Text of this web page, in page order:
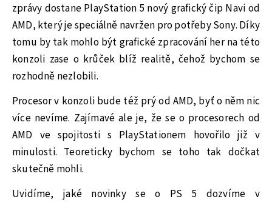
zprávy dostane PlayStation 5 nový grafický čip Navi od
AMD, který je speciálně navržen pro potřeby Sony. Díky
tomu by tak mohlo být grafické zpracování her na této
konzoli zase o krůček blíž realitě, čehož bychom se
rozhodně nezlobili.
Procesor v konzoli bude též prý od AMD, byť o něm nic
více nevíme. Zajímavé ale je, že se o procesorech od
AMD ve spojitosti s PlayStationem hovořilo již v
minulosti. Teoreticky bychom se toho tak dočkat
skutečně mohli.
Uvidíme, jaké novinky se o PS 5 dozvíme v